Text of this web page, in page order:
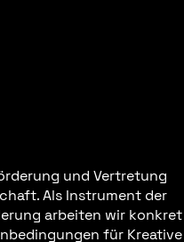
und Vertretung
Als Instrument der
arbeiten wir konkret
für Kreative